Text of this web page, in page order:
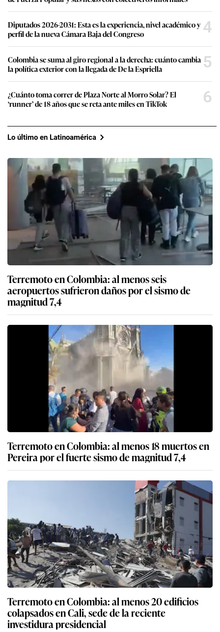
Diputados 2026-2031: Esta es la experiencia, nivel académico y
perfil de la nueva Cámara Baja del Congreso
4
Colombia se suma al giro regional a la derecha: cuánto cambia
la política exterior con la llegada de De la Espriella
5
¿Cuánto toma correr de Plaza Norte al Morro Solar? El
‘runner’ de 18 años que se reta ante miles en TikTok
6
Lo último en Latinoamérica
Terremoto en Colombia: al menos seis
aeropuertos sufrieron daños por el sismo de
magnitud 7,4
Terremoto en Colombia: al menos 18 muertos en
Pereira por el fuerte sismo de magnitud 7,4
Terremoto en Colombia: al menos 20 edificios
colapsados en Cali, sede de la reciente
investidura presidencial